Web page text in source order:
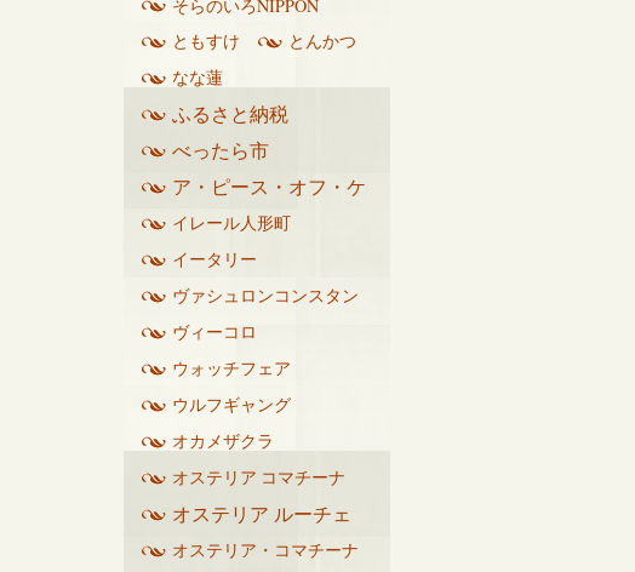
そらのいろNIPPON
ともすけ
とんかつ
なな蓮
ふるさと納税
べったら市
ア・ピース・オフ・ケ
イク
イレール人形町
イータリー
ヴァシュロンコンスタン
タン
ヴィーコロ
ウォッチフェア
ウルフギャング
オカメザクラ
オステリア コマチーナ
オステリア ルーチェ
オステリア・コマチーナ